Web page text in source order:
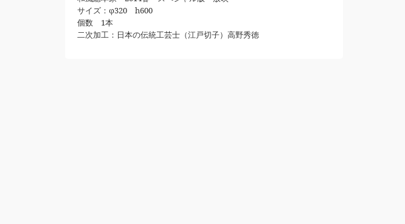
サイズ：φ320 h600
個数 1本
二次加工：日本の伝統工芸士（江戸切子）高野秀徳